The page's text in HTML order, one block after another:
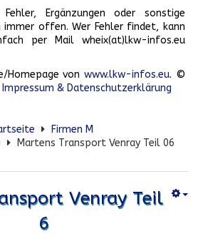
Fehler, Ergänzungen oder sonstige
immer offen. Wer Fehler findet, kann
per Mail wheix(at)lkw-infos.eu
Homepage von www.lkw-infos.eu. ©
Impressum & Datenschutzerklärung
Firmen M
Martens Transport Venray Teil 06
Venray Teil
6